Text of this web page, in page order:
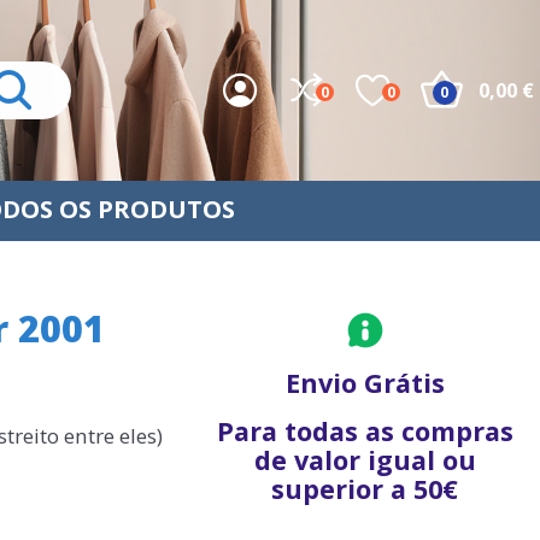
0 0 0,00 €
0
OS PRODUTOS
entre eles)
Envio Grátis
Para todas as compras
de valor igual ou
superior a 50€